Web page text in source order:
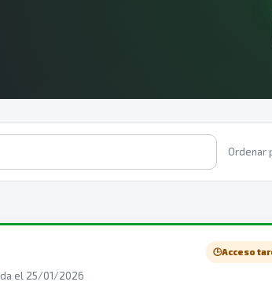
Ordenar
🕒Acceso
el 25/01/2026